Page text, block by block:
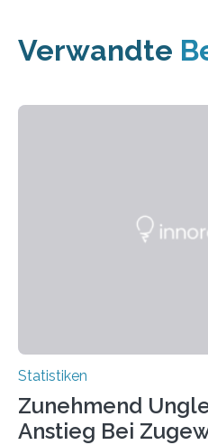
Verwandte
Statistiken
Zunehmend
Anstieg Bei